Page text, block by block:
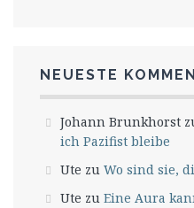
NEUESTE
Johann Brunkhorst
ich Pazifist bleibe
Ute zu Wo sind sie,
Ute zu Eine Aura